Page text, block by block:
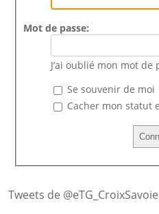
Mot de passe:
J’ai oublié mon mot de
Se souvenir de moi
Cacher mon statut
Tweets de @eTG_CroixSavoie